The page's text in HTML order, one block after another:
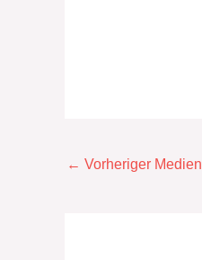
← Vorheriger Medien